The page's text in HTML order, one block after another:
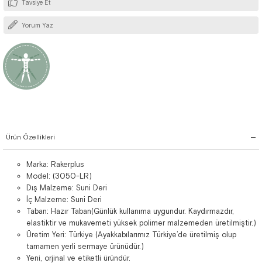
Tavsiye Et
Yorum Yaz
Ürün Özellikleri
Marka: Rakerplus
Model: (3050-LR)
Dış Malzeme: Suni Deri
İç Malzeme: Suni Deri
Taban: Hazır Taban(Günlük kullanıma uygundur. Kaydırmazdır,
elastiktir ve mukavemeti yüksek polimer malzemeden üretilmiştir.)
Üretim Yeri: Türkiye (Ayakkabılarımız Türkiye’de üretilmiş olup
tamamen yerli sermaye ürünüdür.)
Yeni, orjinal ve etiketli üründür.